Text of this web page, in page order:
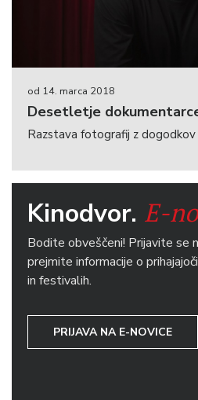
od 14. marca 2018
Desetletje
Razstava fotografij z
Kinodvor. E-
Bodite obveščeni! Prijavite se
prejmite informacije o
in festivalih.
PRIJAVA NA E-NOVICE